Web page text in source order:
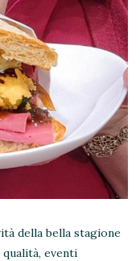
della bella stagione
eventi